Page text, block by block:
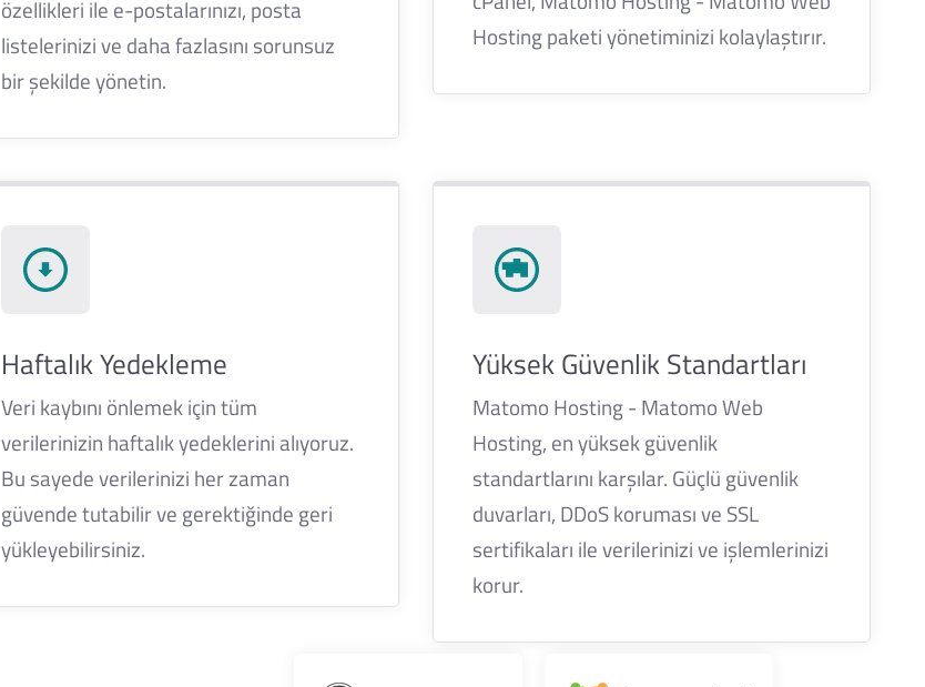
özellikleri ile e-postalarınızı, posta
listelerinizi ve daha fazlasını sorunsuz
bir şekilde yönetin.
Hosting paketi yönetiminizi kolaylaştırır.
Haftalık Yedekleme
Veri kaybını önlemek için tüm
verilerinizin haftalık yedeklerini alıyoruz.
Bu sayede verilerinizi her zaman
güvende tutabilir ve gerektiğinde geri
yükleyebilirsiniz.
Yüksek Güvenlik Standartları
Matomo Hosting - Matomo Web
Hosting, en yüksek güvenlik
standartlarını karşılar. Güçlü güvenlik
duvarları, DDoS koruması ve SSL
sertifikaları ile verilerinizi ve işlemlerinizi
korur.